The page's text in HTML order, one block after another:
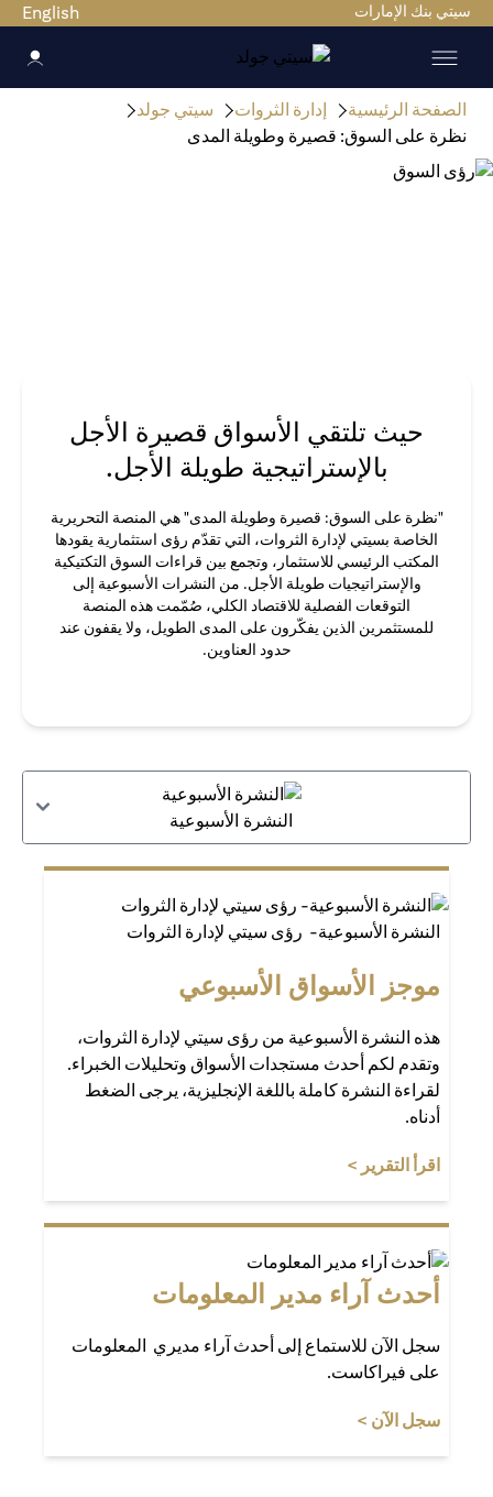
سيتي بنك الإمارات English
الصفحة الرئيسية إدارة الثروات
سيتي جولد
نظرة على السوق: قصيرة وطويلة المدى
حيث تلتقي الأسواق قصيرة الأجل
بالإستراتيجية طويلة الأجل.
"نظرة على السوق: قصيرة وطويلة المدى" هي المنصة التحريرية
الخاصة بسيتي لإدارة الثروات، التي تقدّم رؤى استثمارية يقودها
المكتب الرئيسي للاستثمار، وتجمع بين قراءات السوق التكتيكية
والإستراتيجيات طويلة الأجل. من النشرات الأسبوعية إلى
التوقعات الفصلية للاقتصاد الكلي، صُمّمت هذه المنصة
للمستثمرين الذين يفكّرون على المدى الطويل، ولا يقفون عند
حدود العناوين.
النشرة الأسبوعية
النشرة الأسبوعية- رؤى سيتي لإدارة الثروات
موجز الأسواق الأسبوعي
هذه النشرة الأسبوعية من رؤى سيتي لإدارة الثروات،
وتقدم لكم أحدث مستجدات الأسواق وتحليلات الخبراء.
لقراءة النشرة كاملة باللغة الإنجليزية، يرجى الضغط
أدناه.
اقرأ التقرير >
أحدث آراء مدير المعلومات
سجل الآن للاستماع إلى أحدث آراء مديري المعلومات
على فيراكاست.
سجل الآن >